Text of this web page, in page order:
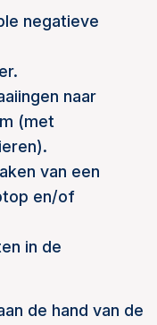
negatieve
naar
(met
van een
en/of
in de
de hand van de